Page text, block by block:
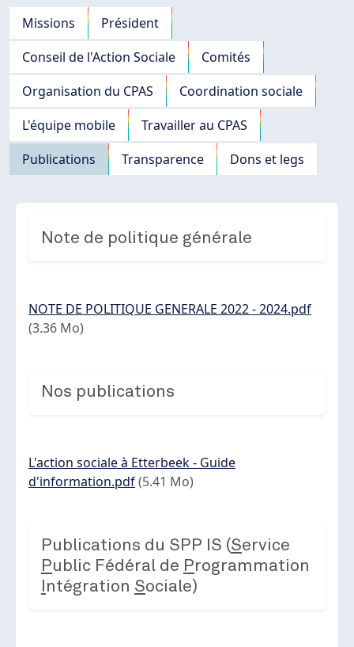
Navigation principale
Missions
Président
Conseil de l'Action Sociale
Comités
Organisation du CPAS
Coordination sociale
L'équipe mobile
Travailler au CPAS
Publications
Transparence Dons et legs
Note de politique générale
Document
NOTE DE POLITIQUE GENERALE 2022 - 2024.pdf
(3.36 Mo)
Nos publications
Document
L'action sociale à Etterbeek - Guide
d'information.pdf(5.41 Mo)
Publications du SPP IS (Service
Public Fédéral de Programmation
ntégration Sociale)